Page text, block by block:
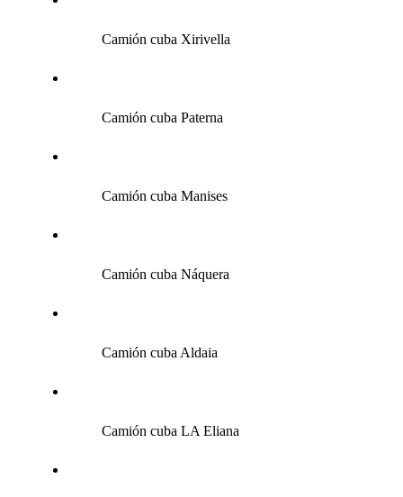
Camión cuba Xirivella
Camión cuba Paterna
Camión cuba Manises
Camión cuba Náquera
Camión cuba Aldaia
Camión cuba LA Eliana